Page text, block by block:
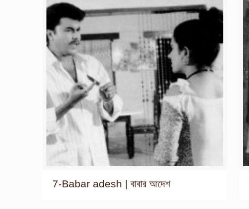
7-Babar adesh | বাবার আদেশ